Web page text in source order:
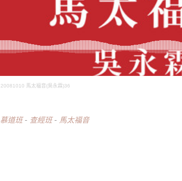
20081010 馬太福音(吳永霖)36
慕道班- 查經班- 馬太福音